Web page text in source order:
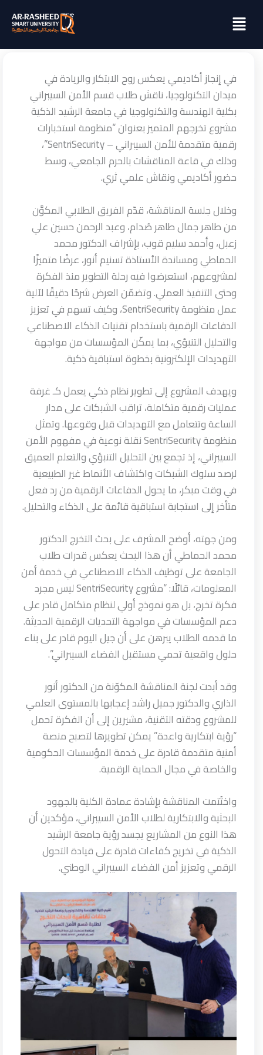
Menu
في إنجاز أكاديمي يعكس روح الابتكار والريادة في
ميدان التكنولوجيا، ناقش طلاب قسم الأمن السيبراني
بكلية الهندسة والتكنولوجيا في جامعة الرشيد الذكية
مشروع تخرجهم المتميز بعنوان “منظومة استخبارات
رقمية متقدمة للأمن السيبراني – SentriSecurity”،
وذلك في قاعة المناقشات بالحرم الجامعي، وسط
حضور أكاديمي ونقاش علمي ثري.
وخلال جلسة المناقشة، قدّم الفريق الطلابي المكوَّن
من طاهر جمال طاهر صُدام، وعبد الرحمن حسين علي
زعبل، وأحمد سليم قوب، بإشراف الدكتور محمد
الحماطي ومساندة الأستاذة تسنيم أنور، عرضًا متميزًا
لمشروعهم، استعرضوا فيه رحلة التطوير منذ الفكرة
وحتى التنفيذ العملي. وتضمّن العرض شرحًا دقيقًا لآلية
عمل منظومة SentriSecurity، وكيف تسهم في تعزيز
الدفاعات الرقمية باستخدام تقنيات الذكاء الاصطناعي
والتحليل التنبؤي، بما يمكّن المؤسسات من مواجهة
التهديدات الإلكترونية بخطوة استباقية ذكية.
ويهدف المشروع إلى تطوير نظام ذكي يعمل كـ غرفة
عمليات رقمية متكاملة، تراقب الشبكات على مدار
الساعة وتتعامل مع التهديدات قبل وقوعها. وتمثل
منظومة SentriSecurity نقلة نوعية في مفهوم الأمن
السيبراني، إذ تجمع بين التحليل التنبؤي والتعلم العميق
لرصد سلوك الشبكات واكتشاف الأنماط غير الطبيعية
في وقت مبكر، ما يحول الدفاعات الرقمية من رد فعل
متأخر إلى استجابة استباقية قائمة على الذكاء والتحليل.
ومن جهته، أوضح المشرف على بحث التخرج الدكتور
محمد الحماطي أن هذا البحث يعكس قدرات طلاب
الجامعة على توظيف الذكاء الاصطناعي في خدمة أمن
المعلومات، قائلًا: “مشروع SentriSecurity ليس مجرد
فكرة تخرج، بل هو نموذج أولي لنظام متكامل قادر على
دعم المؤسسات في مواجهة التحديات الرقمية الحديثة.
ما قدمه الطلاب يبرهن على أن جيل اليوم قادر على بناء
حلول واقعية تحمي مستقبل الفضاء السيبراني”.
وقد أبدت لجنة المناقشة المكوّنة من الدكتور أنور
الذاري والدكتور جميل راشد إعجابها بالمستوى العلمي
للمشروع ودقته التقنية، مشيرين إلى أن الفكرة تحمل
“رؤية ابتكارية واعدة” يمكن تطويرها لتصبح منصة
أمنية متقدمة قادرة على خدمة المؤسسات الحكومية
والخاصة في مجال الحماية الرقمية.
واختُتمت المناقشة بإشادة عمادة الكلية بالجهود
البحثية والابتكارية لطلاب الأمن السيبراني، مؤكدين أن
هذا النوع من المشاريع يجسد رؤية جامعة الرشيد
الذكية في تخريج كفاءات قادرة على قيادة التحول
الرقمي وتعزيز أمن الفضاء السيبراني الوطني.